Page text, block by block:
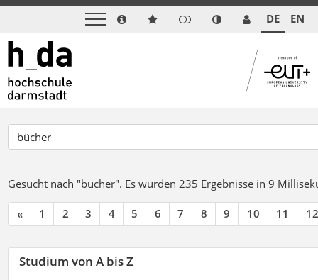
DE EN
Gesucht nach "bücher". Es wurden 235 Ergebnisse in 9
« 1 2 3 4 5 6 7 8 9 10 11 12
Studium von A bis Z